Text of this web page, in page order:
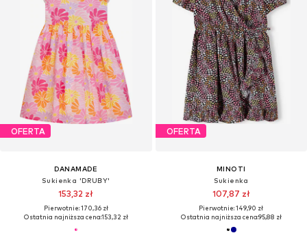
OFERTA
DANAMADE
Sukienka 'DRUBY'
153,32 zł
Pierwotnie: 170,36 zł
Ostatnia najniższa cena:153,32 zł
OFERTA
MINOTI
Sukienka
107,87 zł
Pierwotnie: 149,90 zł
Ostatnia najniższa cena:95,88 zł